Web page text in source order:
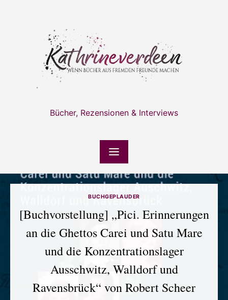
Bücher, Rezensionen & Interviews
BUCHGEPLAUDER
[Buchvorstellung] „Pici. Erinnerungen
an die Ghettos Carei und Satu Mare
und die Konzentrationslager
Ausschwitz, Walldorf und
Ravensbrück“ von Robert Scheer